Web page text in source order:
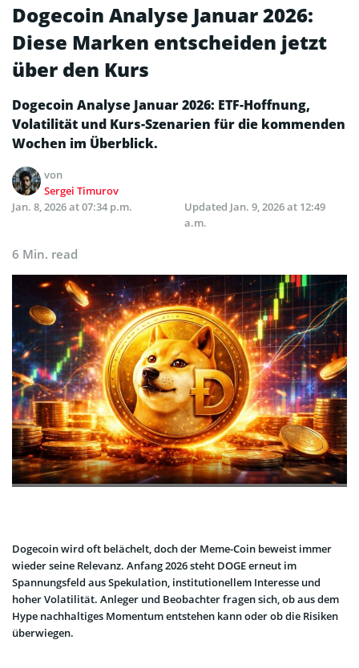
Dogecoin Analyse Januar 2026:
Diese Marken entscheiden jetzt
über den Kurs
Dogecoin Analyse Januar 2026: ETF-Hoffnung,
Volatilität und Kurs-Szenarien für die kommenden
Wochen im Überblick.
von
Sergei Timurov
Jan. 8, 2026 at 07:34 p.m.
Updated Jan. 9, 2026 at 12:49
a.m.
6 Min. read
Dogecoin wird oft belächelt, doch der Meme-Coin beweist immer
wieder seine Relevanz. Anfang 2026 steht DOGE erneut im
Spannungsfeld aus Spekulation, institutionellem Interesse und
hoher Volatilität. Anleger und Beobachter fragen sich, ob aus dem
Hype nachhaltiges Momentum entstehen kann oder ob die Risiken
überwiegen.